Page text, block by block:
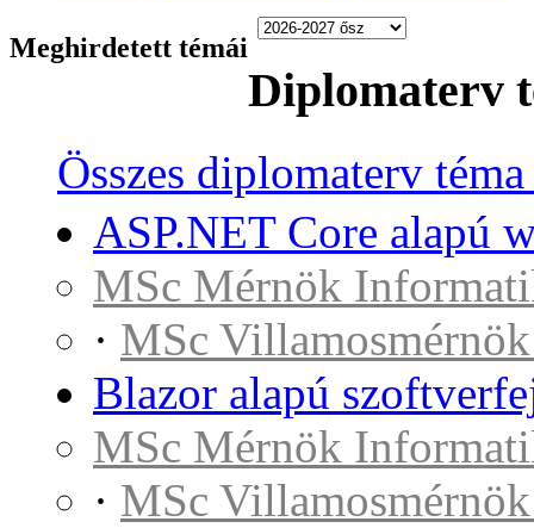
Meghirdetett témái
Diplomaterv
Összes diplomaterv
ASP.NET Core alapú
MSc Mérnök
· MSc
Blazor alapú
MSc Mérnök
· MSc